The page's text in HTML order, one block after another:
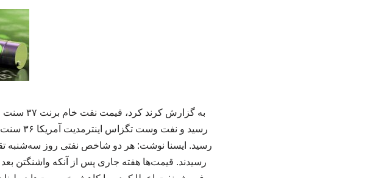
رسید. ایسنا نوشت: هر دو شاخص نفتی روز سه‌شنبه